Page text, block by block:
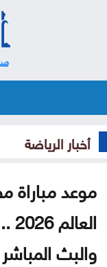
أخبار الرياضة
موعد مباراة
والبث المباشر